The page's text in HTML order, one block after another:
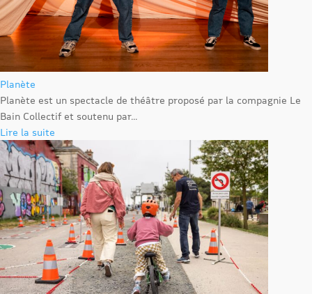
Planète
Planète est un spectacle de théâtre proposé par la compagnie Le
Bain Collectif et soutenu par...
Lire la suite